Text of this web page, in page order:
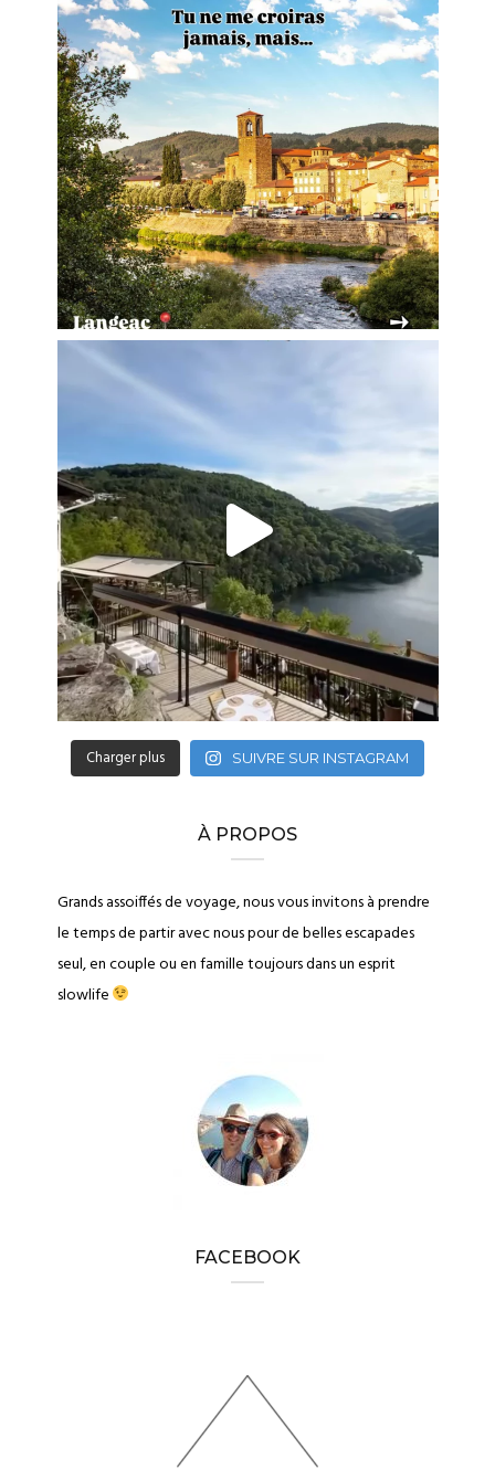
Charger plus SUIVRE SUR INSTAGRAM
À PROPOS
Grands assoiffés de voyage, nous vous invitons à prendre
le temps de partir avec nous pour de belles escapades
seul, en couple ou en famille toujours dans un esprit
slowlife
FACEBOOK